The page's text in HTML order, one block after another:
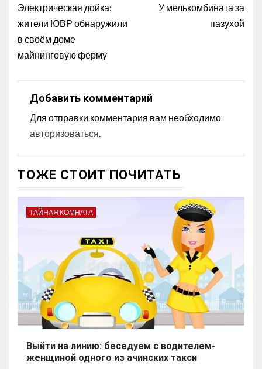
Электрическая дойка:
жители ЮВР обнаружили
в своём доме
майнинговую ферму
У мелькомбината за
пазухой
Добавить комментарий
Для отправки комментария вам необходимо
авторизоваться.
ТОЖЕ СТОИТ ПОЧИТАТЬ
ТАЙНАЯ КОМНАТА
Выйти на линию: беседуем с водителем-
женщиной одного из ачинских такси